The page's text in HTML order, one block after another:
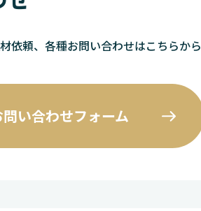
依頼、各種お問い合わせはこちらから
問い合わせフォーム